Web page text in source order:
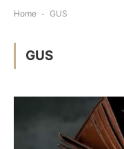
Home - GUS
GUS